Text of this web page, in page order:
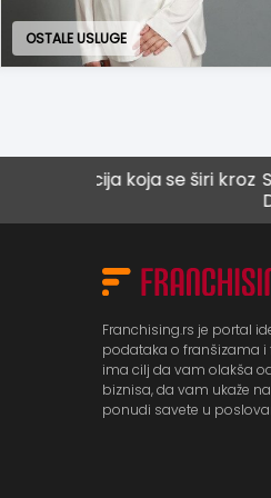
EDUKATIVNE USLUGE
koja se širi kroz Strategija
Franchising.rs je portal
podataka o franšizama i
ima cilj da vam olakša
biznisa, da vam ukaže
ponudi savete u